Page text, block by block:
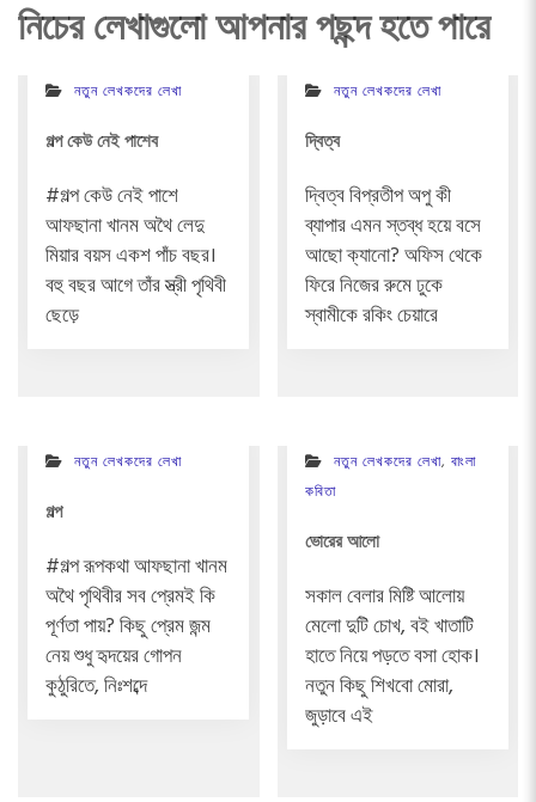
নিচের লেখাগুলো আপনার পছন্দ হতে পারে
নতুন লেখকদের লেখা
গল্প কেউ নেই পাশেব
#গল্প কেউ নেই পাশে
আফছানা খানম অথৈ লেদু
মিয়ার বয়স একশ পাঁচ বছর।
বহু বছর আগে তাঁর স্ত্রী পৃথিবী
ছেড়ে
নতুন লেখকদের লেখা
দ্বিত্ব
দ্বিত্ব বিপ্রতীপ অপু কী
ব্যাপার এমন স্তব্ধ হয়ে বসে
আছো ক্যানো? অফিস থেকে
ফিরে নিজের রুমে ঢুকে
স্বামীকে রকিং চেয়ারে
নতুন লেখকদের লেখা
গল্প
#গল্প রূপকথা আফছানা খানম
অথৈ পৃথিবীর সব প্রেমই কি
পূর্ণতা পায়? কিছু প্রেম জন্ম
নেয় শুধু হৃদয়ের গোপন
কুঠুরিতে, নিঃশব্দে
নতুন লেখকদের লেখা, বাংলা
কবিতা
ভোরের আলো
সকাল বেলার মিষ্টি আলোয়
মেলো দুটি চোখ, বই খাতাটি
হাতে নিয়ে পড়তে বসা হোক।
নতুন কিছু শিখবো মোরা,
জুড়াবে এই